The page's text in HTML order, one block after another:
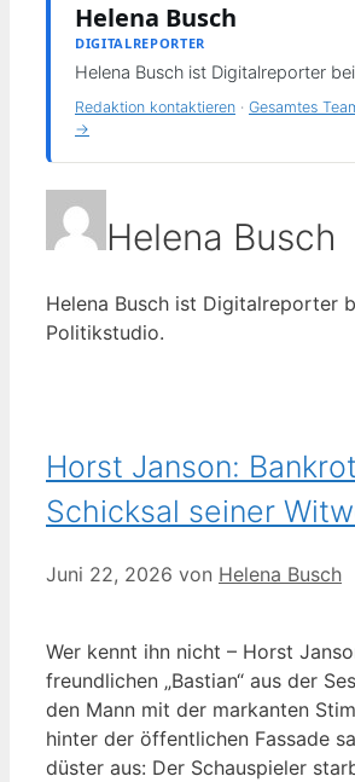
Helena Busch
DIGITALREPORTER
Helena Busch ist Digitalreporter
Redaktion kontaktieren · Gesamtes
→
Helena Busch
Helena Busch ist Digitalreporter
Politikstudio.
Horst Janson:
Schicksal seiner
Juni 22, 2026 von Helena Busch
Wer kennt ihn nicht – Horst
freundlichen „Bastian“ aus der
den Mann mit der markanten
hinter der öffentlichen Fassade
düster aus: Der Schauspieler